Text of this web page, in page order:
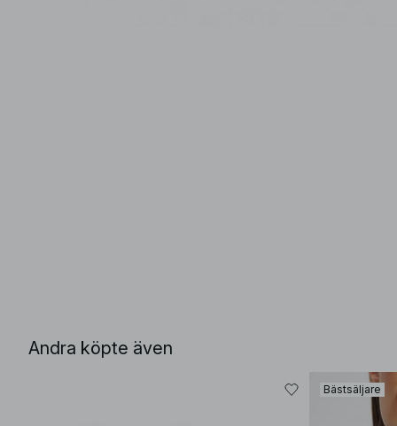
Andra köpte även
Bästsäljare